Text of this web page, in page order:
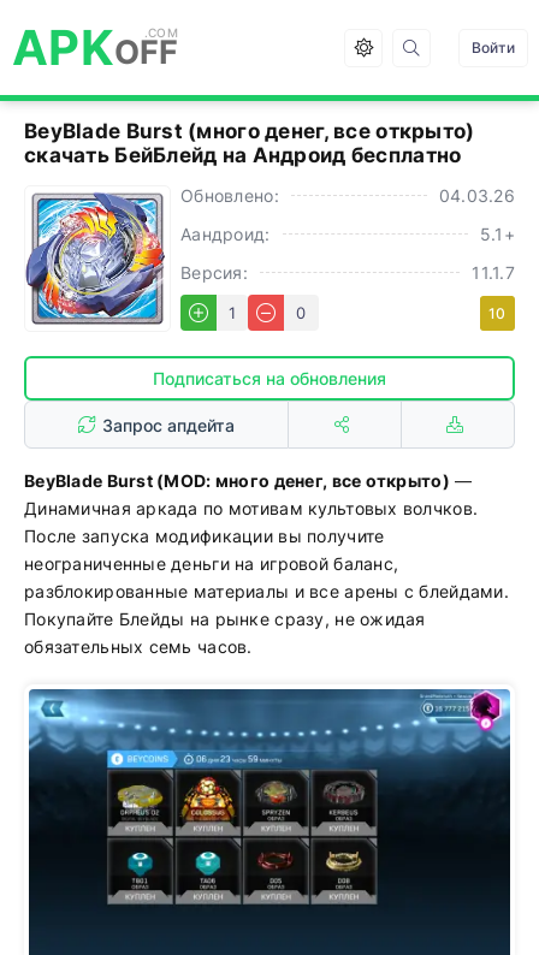
APKOFF Войти
BeyBlade Burst (много денег, все открыто)
cкачать БейБлейд на Андроид бесплатно
Обновлено:
04.03.26
Аандроид:
5.1+
Версия:
11.1.7
1 0 10
Подписаться на обновления
Запрос апдейта
BeyBlade Burst (MOD: много денег, все открыто) —
Динамичная аркада по мотивам культовых волчков.
После запуска модификации вы получите
неограниченные деньги на игровой баланс,
разблокированные материалы и все арены с блейдами.
Покупайте Блейды на рынке сразу, не ожидая
обязательных семь часов.